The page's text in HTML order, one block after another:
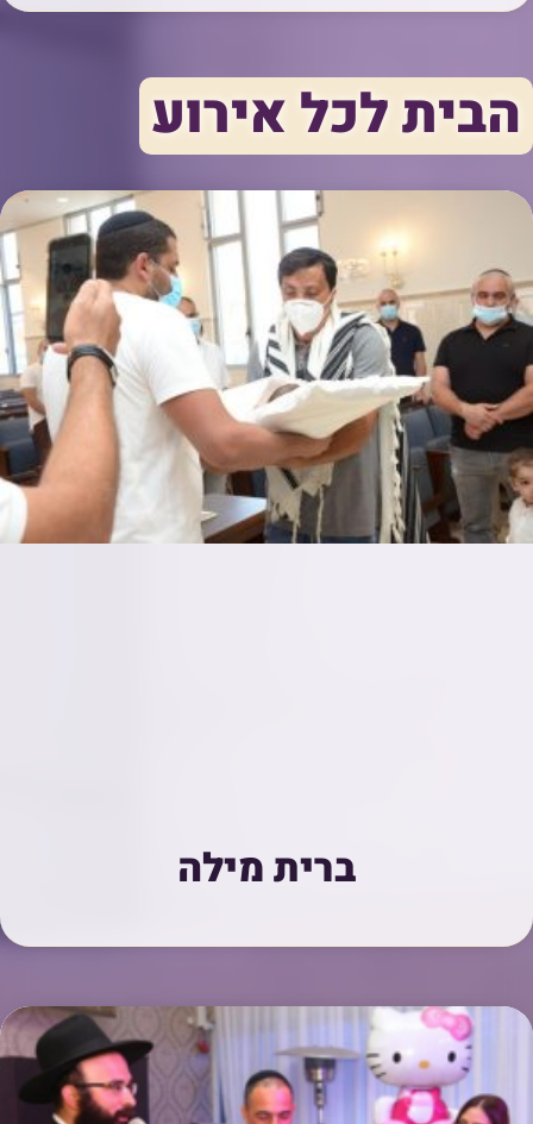
הבית לכל אירוע
ברית מילה